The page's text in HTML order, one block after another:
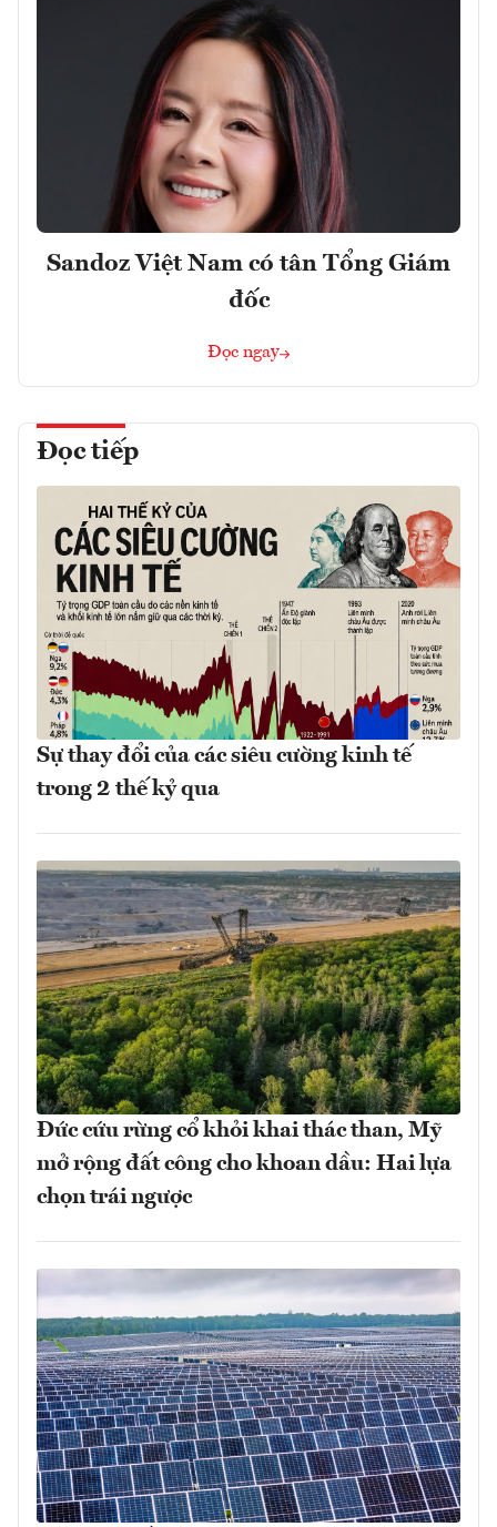
Sandoz Việt Nam có tân Tổng Giám
đốc
Đọc ngay
Đọc tiếp
Sự thay đổi của các siêu cường kinh tế
trong 2 thế kỷ qua
Đức cứu rừng cổ khỏi khai thác than, Mỹ
mở rộng đất công cho khoan dầu: Hai lựa
chọn trái ngược